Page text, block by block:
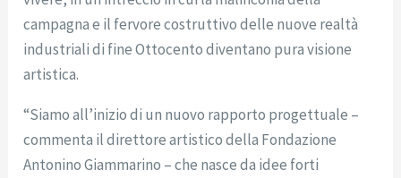
campagna e il fervore costruttivo delle nuove realtà
industriali di fine Ottocento diventano pura visione
artistica.
“Siamo all’inizio di un nuovo rapporto progettuale –
commenta il direttore artistico della Fondazione
Antonino Giammarino – che nasce da idee forti